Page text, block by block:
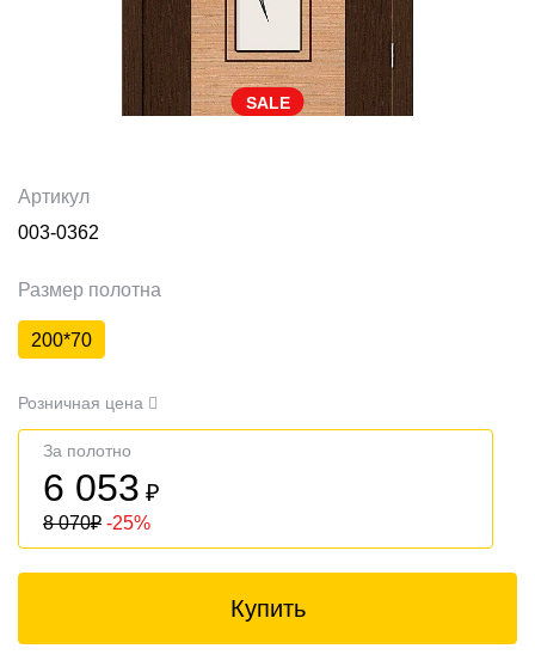
SALE
Артикул
003-0362
Размер полотна
200*70
Розничная цена
За полотно
6 053 ₽
8 070₽ -25%
Купить